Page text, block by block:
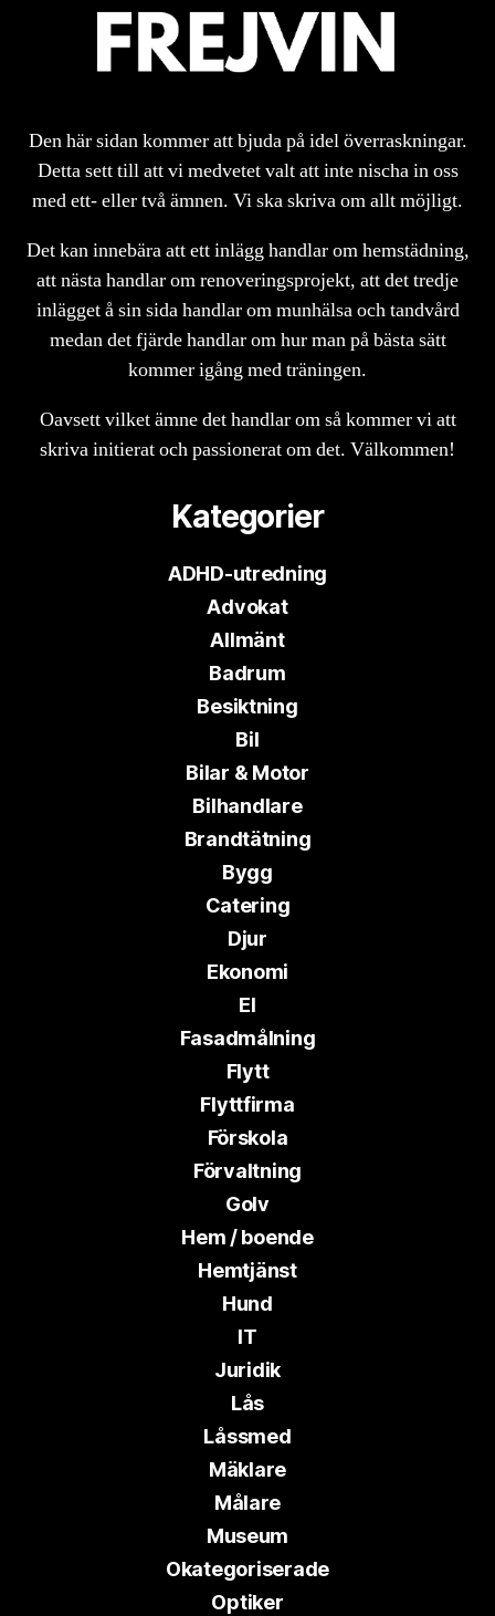
Den här sidan kommer att bjuda på idel överraskningar.
Detta sett till att vi medvetet valt att inte nischa in oss
med ett- eller två ämnen. Vi ska skriva om allt möjligt.
Det kan innebära att ett inlägg handlar om hemstädning,
att nästa handlar om renoveringsprojekt, att det tredje
inlägget å sin sida handlar om munhälsa och tandvård
medan det fjärde handlar om hur man på bästa sätt
kommer igång med träningen.
Oavsett vilket ämne det handlar om så kommer vi att
skriva initierat och passionerat om det. Välkommen!
Kategorier
ADHD-utredning
Advokat
Allmänt
Badrum
Besiktning
Bil
Bilar & Motor
Bilhandlare
Brandtätning
Bygg
Catering
Djur
Ekonomi
El
Fasadmålning
Flytt
Flyttfirma
Förskola
Förvaltning
Golv
Hem / boende
Hemtjänst
Hund
IT
Juridik
Lås
Låssmed
Mäklare
Målare
Museum
Okategoriserade
Optiker